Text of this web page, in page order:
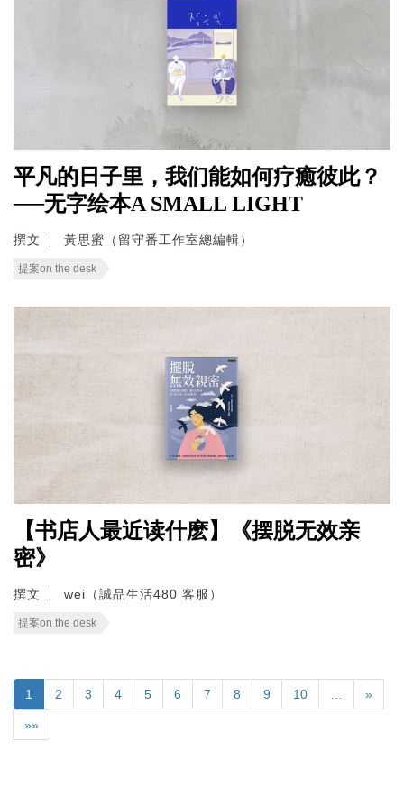
平凡的日子里，我们能如何疗癒彼此？
──无字绘本A SMALL LIGHT
撰文 黃思蜜（留守番工作室總編輯）
提案on the desk
【书店人最近读什麽】《摆脱无效亲
密》
撰文 wei（誠品生活480 客服）
提案on the desk
1 2 3 4 5 6 7 8 9 10 »
»»